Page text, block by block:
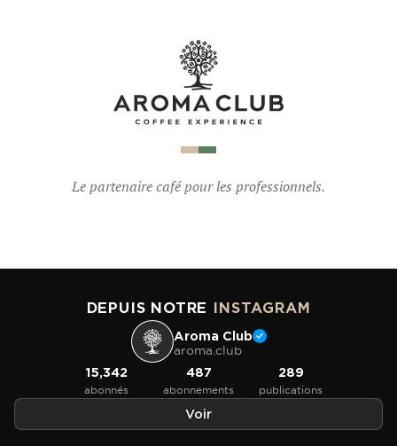
Le partenaire café pour les professionnels.
DEPUIS NOTRE INSTAGRAM
Aroma Club
aroma.club
15,342
abonnés
487
abonnements
289
publications
Voir